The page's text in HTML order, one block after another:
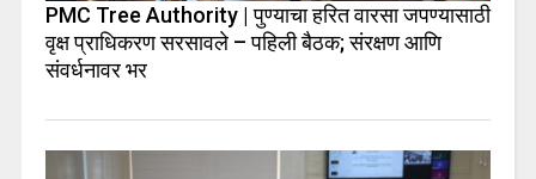
PMC Tree Authority | पुण्याचा हरित वारसा जपण्यासाठी
वृक्ष प्राधिकरण सरसावले – पहिली बैठक; संरक्षण आणि
संवर्धनावर भर